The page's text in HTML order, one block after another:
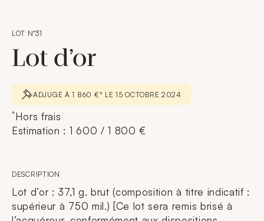
LOT N°31
Lot d’or
ADJUGÉ À 1 860 €* LE 15 OCTOBRE 2024
*Hors frais
Estimation : 1 600 / 1 800 €
DESCRIPTION
Lot d’or : 37,1 g. brut (composition à titre indicatif :
supérieur à 750 mil.) [Ce lot sera remis brisé à